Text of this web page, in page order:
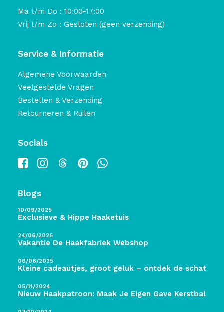
Ma t/m Do : 10:00-17:00
Vrij t/m Zo : Gesloten (geen verzending)
Service & Informatie
Algemene Voorwaarden
Veelgestelde Vragen
Bestellen & Verzending
Retourneren & Ruilen
Socials
Blogs
10/09/2025
Exclusieve & Hippe Haaketuis
24/06/2025
Vakantie De Haakfabriek Webshop
06/06/2025
Kleine cadeautjes, groot geluk – ontdek de schatten
05/11/2024
Nieuw Haakpatroon: Maak Je Eigen Gave Kerstballen!